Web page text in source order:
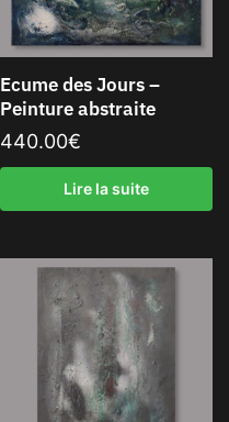
Ecume des Jours –
Peinture abstraite
440.00€
Lire la suite